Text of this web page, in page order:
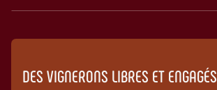
DES VIGNERONS LIBRES ET ENGAGÉS